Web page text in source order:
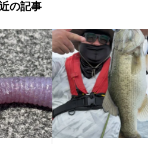
の記事